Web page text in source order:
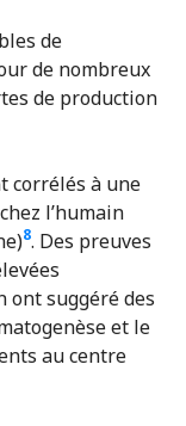
de
de nombreux
de production
corrélés à une
l’humain
8. Des preuves
ont suggéré des
et le
au centre